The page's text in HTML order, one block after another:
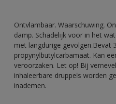
Ontvlambaar. Waarschuwing.
damp. Schadelijk voor in het
met langdurige gevolgen.Bevat
propynylbutylcarbamaat. Kan
veroorzaken. Let op! Bij
inhaleerbare druppels worden
inademen.